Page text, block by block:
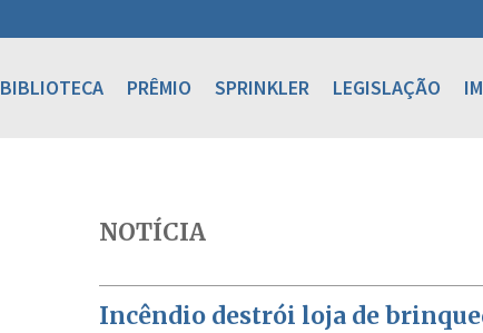
BIBLIOTECA PRÊMIO SPRINKLER LEGISLAÇÃO
NOTÍCIA
Incêndio destrói loja de